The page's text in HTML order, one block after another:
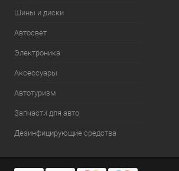
Шины и диски
Автосвет
Электроника
Аксессуары
Автотуризм
Запчасти для авто
Дезинфицирующие средства